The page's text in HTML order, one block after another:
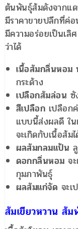
ต้นพันธุ์ส้มดังจากแ
มีราคาขายปลีกที่ค่
มีความอร่อยเป็นเลิ
ว่าได้
เนื้อส้มกลิ่นหอม
กระด้าง
เปลือกส้มล่อน ซั
สีเปลือก เปลือก
แบบนี้ส่งผลดี ใน
จะเกิดกับเนื้อส้ม
ผลส้มกลมแป้น
ดอกกลิ่นหอม จ
กุมภาพันธุ์
ผลส้มแก่จัด จะ
ส้มเขียวหวาน ส้